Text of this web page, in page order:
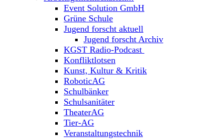
Event Solution GmbH
Grüne Schule
Jugend forscht aktuell
Jugend forscht Archiv
KGST Radio-Podcast
Konfliktlotsen
Kunst, Kultur & Kritik
RoboticAG
Schulbänker
Schulsanitäter
TheaterAG
Tier-AG
Veranstaltungstechnik